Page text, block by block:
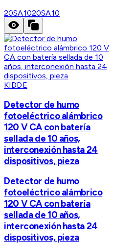
20SA1020SA10
KIDDE
Detector de humo
fotoeléctrico alámbrico
120 V CA con batería
sellada de 10 años,
interconexión hasta 24
dispositivos, pieza
Detector de humo
fotoeléctrico alámbrico
120 V CA con batería
sellada de 10 años,
interconexión hasta 24
dispositivos, pieza